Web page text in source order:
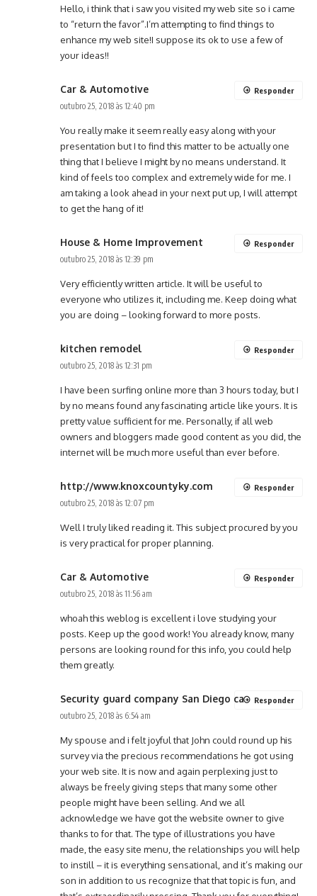
Hello, i think that i saw you visited my web site so i came
to “return the favor”.I’m attempting to find things to
enhance my web site!I suppose its ok to use a few of
your ideas!!
Car & Automotive
outubro 25, 2018 às 12:40 pm
You really make it seem really easy along with your
presentation but I to find this matter to be actually one
thing that I believe I might by no means understand. It
kind of feels too complex and extremely wide for me. I
am taking a look ahead in your next put up, I will attempt
to get the hang of it!
Responder
House & Home Improvement
outubro 25, 2018 às 12:39 pm
Very efficiently written article. It will be useful to
everyone who utilizes it, including me. Keep doing what
you are doing – looking forward to more posts.
Responder
kitchen remodel
outubro 25, 2018 às 12:31 pm
I have been surfing online more than 3 hours today, but I
by no means found any fascinating article like yours. It is
pretty value sufficient for me. Personally, if all web
owners and bloggers made good content as you did, the
internet will be much more useful than ever before.
Responder
http://www.knoxcountyky.com
outubro 25, 2018 às 12:07 pm
Well I truly liked reading it. This subject procured by you
is very practical for proper planning.
Responder
Car & Automotive
outubro 25, 2018 às 11:56 am
whoah this weblog is excellent i love studying your
posts. Keep up the good work! You already know, many
persons are looking round for this info, you could help
them greatly.
Responder
Security guard company San Diego ca
outubro 25, 2018 às 6:54 am
My spouse and i felt joyful that John could round up his
survey via the precious recommendations he got using
your web site. It is now and again perplexing just to
always be freely giving steps that many some other
people might have been selling. And we all
acknowledge we have got the website owner to give
thanks to for that. The type of illustrations you have
made, the easy site menu, the relationships you will help
to instill – it is everything sensational, and it’s making our
son in addition to us recognize that that topic is fun, and
Responder